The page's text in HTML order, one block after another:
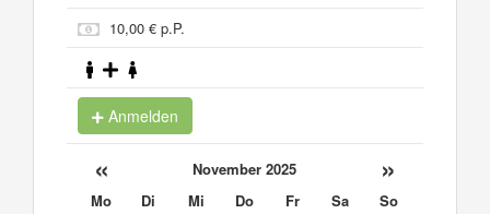
10,00 € p.P.
Anmelden
« November 2025 »
Mo Di Mi Do Fr Sa
So